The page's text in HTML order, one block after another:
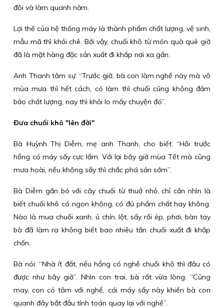
đôi và làm quanh năm.
Lợi thế của hệ thống máy là thành phẩm chất lượng, vệ sinh,
mẫu mã thì khỏi chê. Bởi vậy, chuối khô từ món quà quê giờ
đã là mặt hàng đặc sản xuất đi khắp nơi xa gần.
Anh Thanh tâm sự: “Trước giờ, bà con làm nghề này mà vô
mùa mưa thì hết cách, có làm thì chuối cũng không đảm
bảo chất lượng, nay thì khỏi lo mấy chuyện đó”.
Đưa chuối khô "lên đời"
Bà Huỳnh Thị Diễm, mẹ anh Thanh, cho biết: “Hồi trước
hổng có máy sấy cực lắm. Với lại bây giờ mùa Tết mà cũng
mưa hoài, nếu không sấy thì chắc phá sản sớm”.
Bà Diễm gắn bó với cây chuối từ thuở nhỏ, chỉ cần nhìn là
biết chuối khô có ngon không, có đủ phẩm chất hay không.
Nào là mua chuối xanh, ủ chín, lột, sấy rồi ép, phơi, bàn tay
bà đã làm ra không biết bao nhiêu tấn chuối xuất đi khắp
chốn.
Bà nói: “Nhà ít đất, nếu hổng có nghề chuối khô thì đâu có
được như bây giờ”. Nhìn con trai, bà rất vừa lòng: “Cũng
may, con có tâm với nghề, cái máy sấy này khiến bà con
quanh đây bắt đầu tính toán quay lại với nghề”.